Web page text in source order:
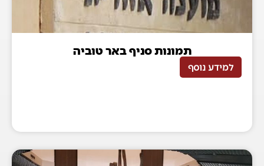
תמונות סניף באר טוביה
למידע נוסף